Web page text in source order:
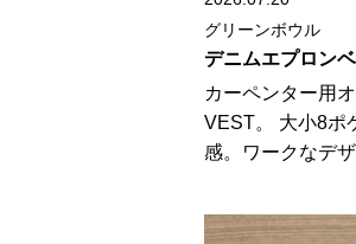
グリーンボウル
デニムエプロン
カーペンター用
VEST。 大小8ポ
感。ワークなデ